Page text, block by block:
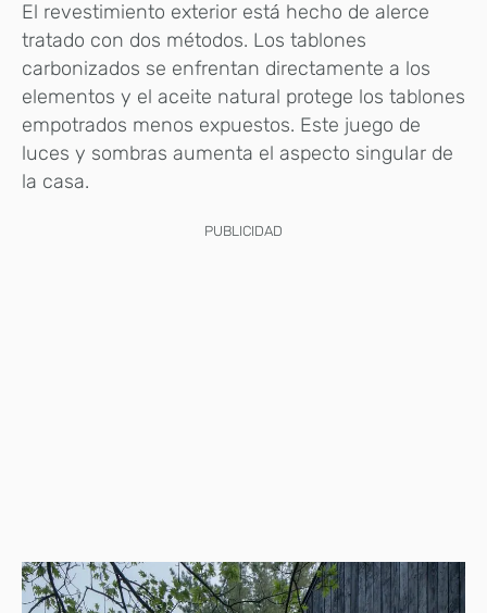
El revestimiento exterior está hecho de alerce
tratado con dos métodos. Los tablones
carbonizados se enfrentan directamente a los
elementos y el aceite natural protege los tablones
empotrados menos expuestos. Este juego de
luces y sombras aumenta el aspecto singular de
la casa.
PUBLICIDAD